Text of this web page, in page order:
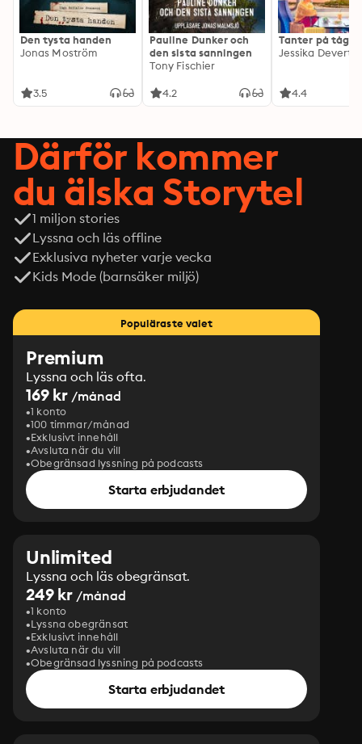
Den tysta handen
Jonas Moström
3.5
Pauline Dunker och
den sista sanningen
Tony Fischier
4.2
Tanter på tåg
Jessika Devert
4.4
Därför kommer
du älska Storytel
1 miljon stories
Lyssna och läs offline
Exklusiva nyheter varje vecka
Kids Mode (barnsäker miljö)
Populäraste valet
Premium
Lyssna och läs ofta.
169 kr /månad
1 konto
100 timmar/månad
Exklusivt innehåll
Avsluta när du vill
Obegränsad lyssning på podcasts
Starta erbjudandet
Unlimited
Lyssna och läs obegränsat.
249 kr /månad
1 konto
Lyssna obegränsat
Exklusivt innehåll
Avsluta när du vill
Obegränsad lyssning på podcasts
Starta erbjudandet